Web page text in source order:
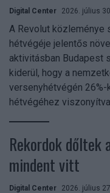
Digital Center 2026. július
A Revolut közleménye
hétvégéje jelentős
aktivitásban Budapest
kiderül, hogy a
versenyhétvégén
hétvégéhez
Rekordok dőltek
mindent vitt
Digital Center 2026. július